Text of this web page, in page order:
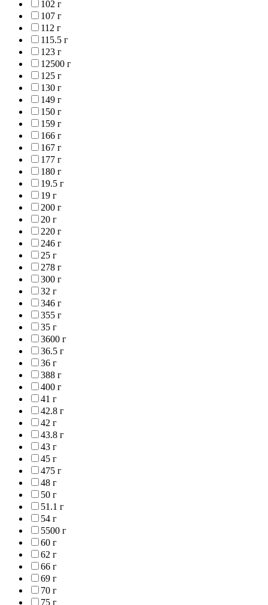
102 г
107 г
112 г
115.5 г
123 г
12500 г
125 г
130 г
149 г
150 г
159 г
166 г
167 г
177 г
180 г
19.5 г
19 г
200 г
20 г
220 г
246 г
25 г
278 г
300 г
32 г
346 г
355 г
35 г
3600 г
36.5 г
36 г
388 г
400 г
41 г
42.8 г
42 г
43.8 г
43 г
45 г
475 г
48 г
50 г
51.1 г
54 г
5500 г
60 г
62 г
66 г
69 г
70 г
75 г